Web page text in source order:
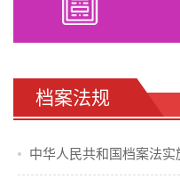
档案法规
中华人民共和国档案法实